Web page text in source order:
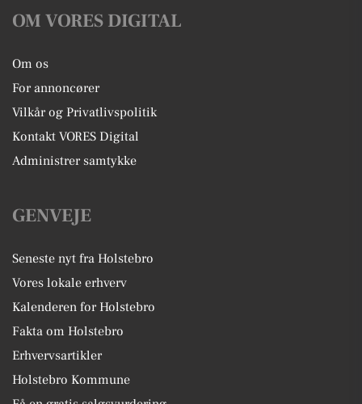
OM VORES DIGITAL
Om os
For annoncører
Vilkår og Privatlivspolitik
Kontakt VORES Digital
Administrer samtykke
GENVEJE
Seneste nyt fra Holstebro
Vores lokale erhverv
Kalenderen for Holstebro
Fakta om Holstebro
Erhvervsartikler
Holstebro Kommune